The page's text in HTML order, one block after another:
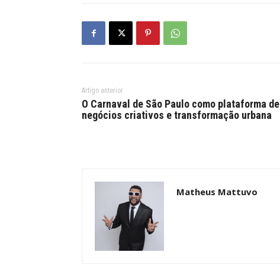
Artigo anterior
O Carnaval de São Paulo como plataforma de
negócios criativos e transformação urbana
Matheus Mattuvo